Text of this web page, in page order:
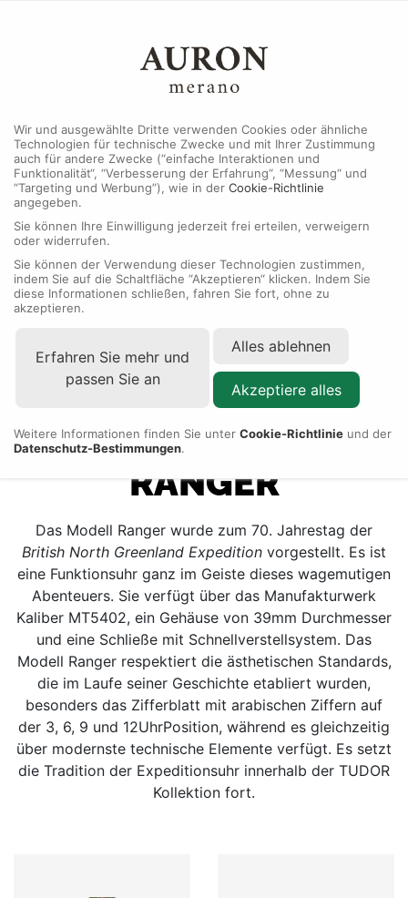
TUDOR-KOLLEKTION
RANGER
Das Modell Ranger wurde zum 70. Jahrestag der
British North Greenland Expedition vorgestellt. Es ist
eine Funktionsuhr ganz im Geiste dieses wagemutigen
Abenteuers. Sie verfügt über das Manufakturwerk
Kaliber MT5402, ein Gehäuse von 39mm Durchmesser
und eine Schließe mit Schnellverstellsystem. Das
Modell Ranger respektiert die ästhetischen Standards,
die im Laufe seiner Geschichte etabliert wurden,
besonders das Zifferblatt mit arabischen Ziffern auf
der 3, 6, 9 und 12UhrPosition, während es gleichzeitig
über modernste technische Elemente verfügt. Es setzt
die Tradition der Expeditionsuhr innerhalb der TUDOR
Kollektion fort.
Wir und ausgewählte Dritte verwenden Cookies oder ähnliche
Technologien für technische Zwecke und mit Ihrer Zustimmung
auch für andere Zwecke (“einfache Interaktionen und
Funktionalität“, “Verbesserung der Erfahrung“, “Messung“ und
“Targeting und Werbung”), wie in der Cookie-Richtlinie
angegeben.
Sie können Ihre Einwilligung jederzeit frei erteilen, verweigern
oder widerrufen.
Sie können der Verwendung dieser Technologien zustimmen,
indem Sie auf die Schaltfläche “Akzeptieren“ klicken. Indem Sie
diese Informationen schließen, fahren Sie fort, ohne zu
akzeptieren.
Erfahren Sie mehr und
passen Sie an
Alles ablehnen
Akzeptiere alles
Weitere Informationen finden Sie unter Cookie-Richtlinie und der
Datenschutz-Bestimmungen.